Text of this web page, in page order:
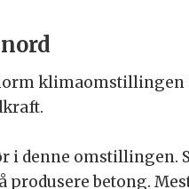
i denne
betong.